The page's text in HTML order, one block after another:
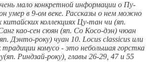
мало конкретной информации о Пу-
умер в 9-ом веке. Рассказы о нем можно
коллекциях Цу-тан чи (яп.
као-сен сюян (яп. Со Косо-дэн) чюан
Дэнто-року) чуан 10. Locus classicus или
традиции комусо - это небольшая горстка
Риндзай-року), главы 26-29, 47 и 55